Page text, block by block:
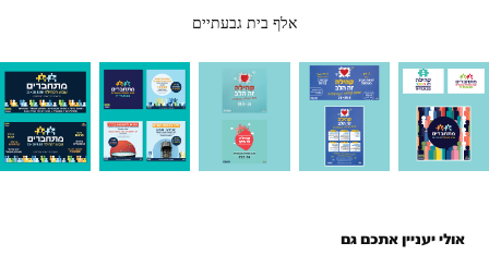
אלף בית גבעתיים
אולי יעניין אתכם גם